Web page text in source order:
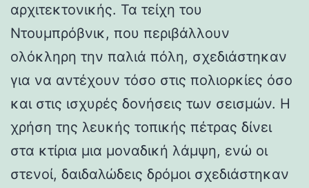
αρχιτεκτονικής. Τα τείχη του
Ντουμπρόβνικ, που περιβάλλουν
ολόκληρη την παλιά πόλη, σχεδιάστηκαν
για να αντέχουν τόσο στις πολιορκίες όσο
και στις ισχυρές δονήσεις των σεισμών. Η
χρήση της λευκής τοπικής πέτρας δίνει
στα κτίρια μια μοναδική λάμψη, ενώ οι
στενοί, δαιδαλώδεις δρόμοι σχεδιάστηκαν